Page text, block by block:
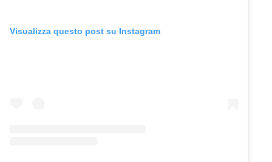
Visualizza questo post su Instagram